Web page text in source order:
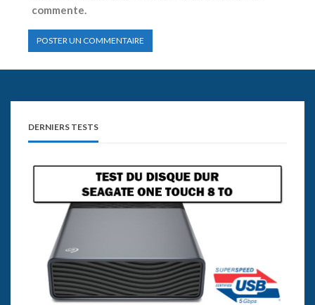
commente.
DERNIERS TESTS